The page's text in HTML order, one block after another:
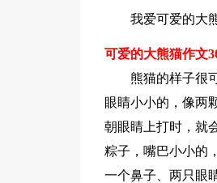
我爱可爱的大
可爱的大熊猫作文
熊猫的样子很
眼睛小小的，像两
朝眼睛上打时，就
粽子，嘴巴小小的
一个鼻子、两只眼